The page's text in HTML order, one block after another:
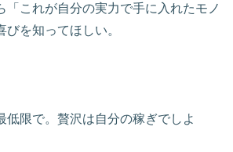
「これが自分の実力で手に入れたモノ
を知ってほしい。
低限で。贅沢は自分の稼ぎでしよ